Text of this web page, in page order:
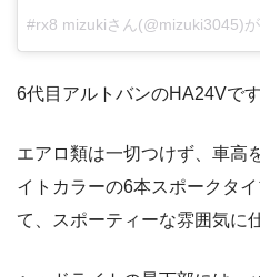
#rx8 mizukiさん(@mizuki3045)
6代目アルトバンのHA24Vです
エアロ類は一切つけず、車高
イトカラーの6本スポークタ
て、スポーティーな雰囲気に